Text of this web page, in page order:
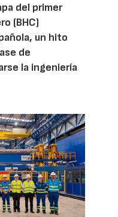
del primer
(BHC)
un hito
de
la ingeniería